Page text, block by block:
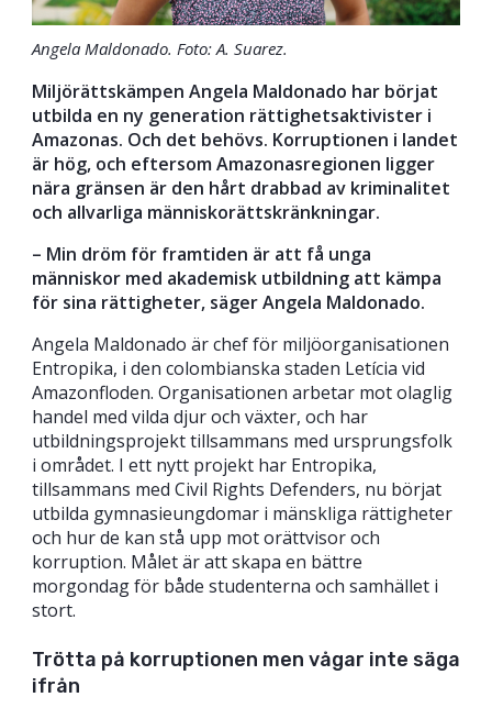
Angela Maldonado. Foto: A. Suarez.
Miljörättskämpen Angela Maldonado har börjat
utbilda en ny generation rättighetsaktivister i
Amazonas. Och det behövs. Korruptionen i landet
är hög, och eftersom Amazonasregionen ligger
nära gränsen är den hårt drabbad av kriminalitet
och allvarliga människorättskränkningar.
– Min dröm för framtiden är att få unga
människor med akademisk utbildning att kämpa
för sina rättigheter, säger Angela Maldonado.
Angela Maldonado är chef för miljöorganisationen
Entropika, i den colombianska staden Letícia vid
Amazonfloden. Organisationen arbetar mot olaglig
handel med vilda djur och växter, och har
utbildningsprojekt tillsammans med ursprungsfolk
i området. I ett nytt projekt har Entropika,
tillsammans med Civil Rights Defenders, nu börjat
utbilda gymnasieungdomar i mänskliga rättigheter
och hur de kan stå upp mot orättvisor och
korruption. Målet är att skapa en bättre
morgondag för både studenterna och samhället i
stort.
Trötta på korruptionen men vågar inte säga
ifrån